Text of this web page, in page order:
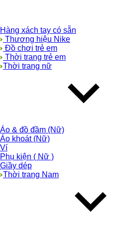
Hàng xách tay có sẵn
Thương hiệu Nike
Đồ chơi trẻ em
Thời trang trẻ em
Thời trang nữ
Áo & đồ đầm (Nữ)
Áo khoát (Nữ)
Ví
Phụ kiện ( Nữ )
Giầy dép
Thời trang Nam